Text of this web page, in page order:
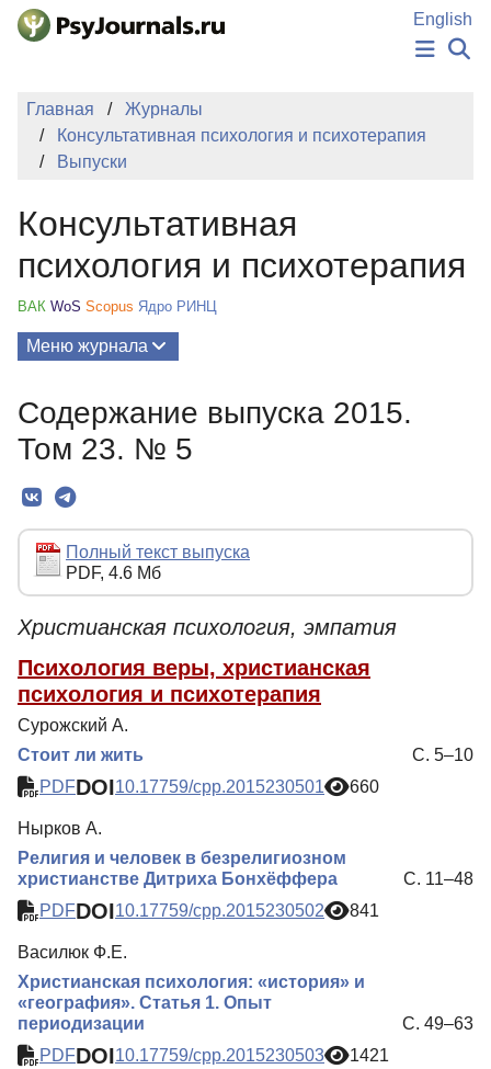
Перейти к основному содержанию
English
НОВОСТИ
КЛЮЧЕВЫЕ СЛОВА
Регистрация
Главная
Журналы
Консультативная психология и психотерапия
Выпуски
Консультативная
психология и психотерапия
ВАК WoS Scopus Ядро РИНЦ
Меню журнала
О Журнале
Редколлегия
Редакционная политика
Индексирование
Для авторов
Рубрики
Подписка
Контакты
Содержание выпуска 2015.
Том 23. № 5
Полный текст выпуска
PDF, 4.6 Мб
Христианская психология, эмпатия
Психология веры, христианская
психология и психотерапия
Сурожский А.
Стоит ли жить
С. 5–10
PDFDOI10.17759/cpp.2015230501 660
Нырков А.
Религия и человек в безрелигиозном
христианстве Дитриха Бонхёффера
С. 11–48
PDFDOI10.17759/cpp.2015230502 841
Василюк Ф.Е.
Христианская психология: «история» и
«география». Статья 1. Опыт
периодизации
С. 49–63
PDFDOI10.17759/cpp.2015230503 1421